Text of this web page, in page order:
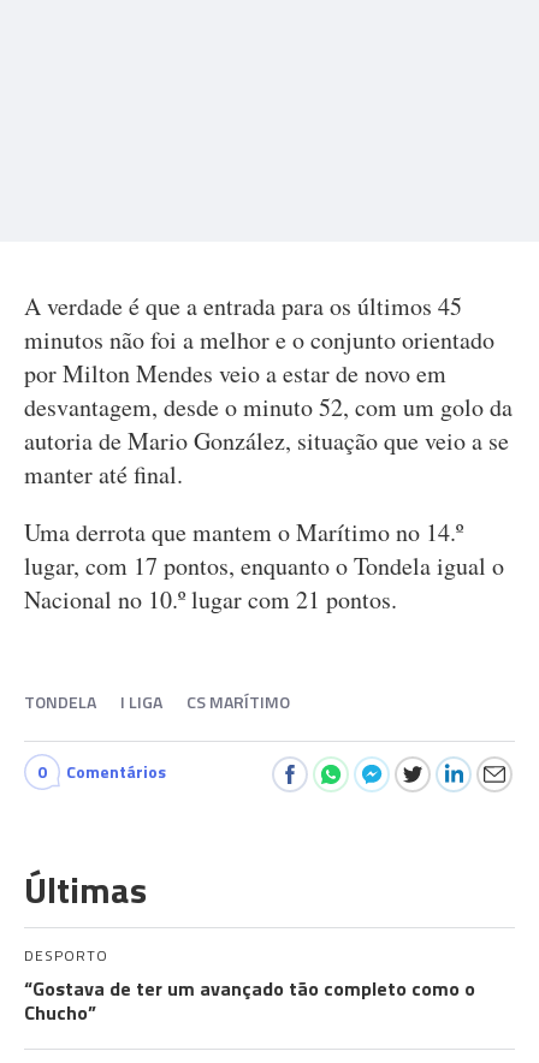
A verdade é que a entrada para os últimos 45
minutos não foi a melhor e o conjunto orientado
por Milton Mendes veio a estar de novo em
desvantagem, desde o minuto 52, com um golo da
autoria de Mario González, situação que veio a se
manter até final.
Uma derrota que mantem o Marítimo no 14.º
lugar, com 17 pontos, enquanto o Tondela igual o
Nacional no 10.º lugar com 21 pontos.
TONDELA I LIGA CS MARÍTIMO
0 Comentários
Últimas
DESPORTO
“Gostava de ter um avançado tão completo como o
Chucho”